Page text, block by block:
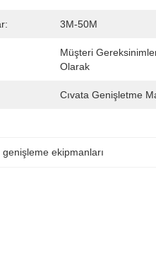
3M-50M
Müşteri
Olarak
Cıvata Genişletme
ekipmanları